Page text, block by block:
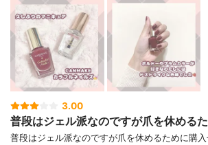
3.00
普段はジェル派なのですが爪を休める
普段はジェル派なのですが爪を休めるために購